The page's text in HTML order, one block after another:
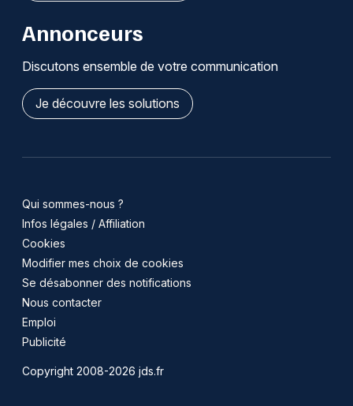
Annonceurs
Discutons ensemble de votre communication
Je découvre les solutions
Qui sommes-nous ?
Infos légales / Affiliation
Cookies
Modifier mes choix de cookies
Se désabonner des notifications
Nous contacter
Emploi
Publicité
Copyright 2008-2026 jds.fr